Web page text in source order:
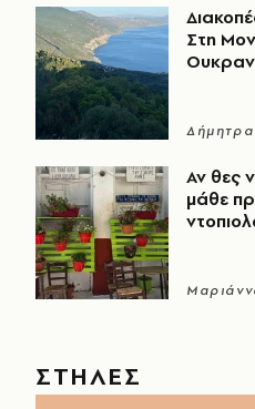
Στη
Αν θες
μάθε
ΣΤΗΛΕΣ